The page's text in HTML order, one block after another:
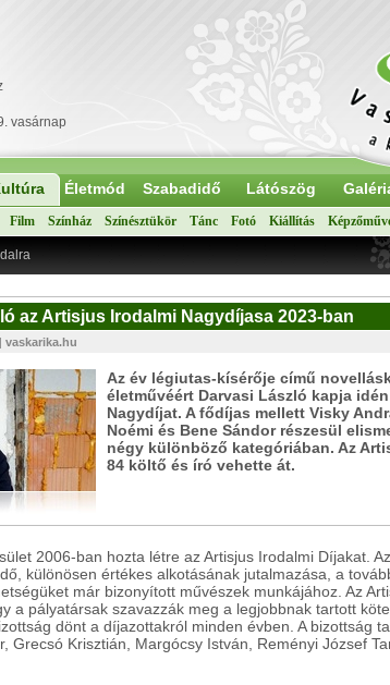
vasárnap
Életmód Szabadidő Látószög
Film Színház Színésztükör Tánc Fotó Kiállítás
az Artisjus Irodalmi Nagydíjasa 2023-ban
vaskarika.hu
Az év légiutas-kísérője című
életművéért Darvasi László kapja
Nagydíjat. A fődíjas mellett Visky
Noémi és Bene Sándor részesül
négy különböző kategóriában. Az
84 költő és író vehette át.
2006-ban hozta létre az Artisjus Irodalmi Díjakat.
különösen értékes alkotásának jutalmazása, a
már bizonyított művészek munkájához. Az
a pályatársak szavazzák meg a legjobbnak tartott
dönt a díjazottakról minden évben. A bizottság
Grecsó Krisztián, Margócsy István, Reményi József